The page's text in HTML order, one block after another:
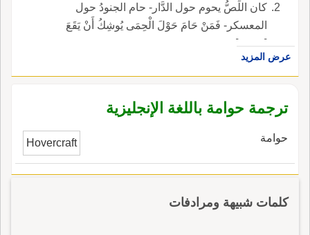
كان اللِّصُّ يحوم حول الدَّار- حام الجنودُ حول
المعسكر- فَمَنْ حَامَ حَوْلَ الْحِمَى يُوشِكُ أَنْ يَقَعَ
[حديث].
عرض المزيد
ترجمة حوامة باللغة الإنجليزية
حوامة Hovercraft
كلمات شبيهة ومرادفات